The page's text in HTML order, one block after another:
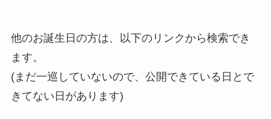
他のお誕生日の方は、以下のリンクから検索でき
ます。
(まだ一巡していないので、公開できている日とで
きてない日があります)